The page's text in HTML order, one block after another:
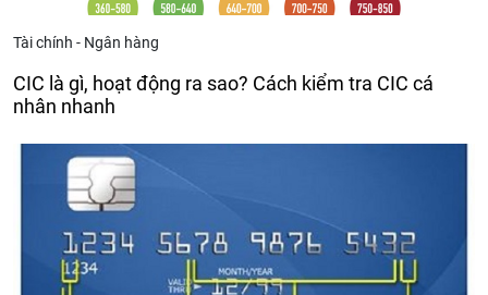
Tài chính - Ngân hàng
CIC là gì, hoạt động ra sao? Cách kiểm tra CIC cá
nhân nhanh